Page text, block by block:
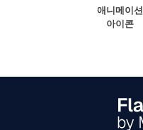
애니메이션
아이콘